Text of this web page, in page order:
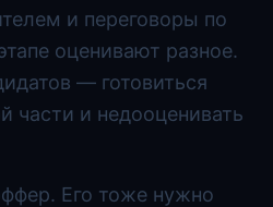
и переговоры по
оценивают разное.
— готовиться
части и недооценивать
Его тоже нужно